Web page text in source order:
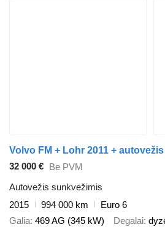
Volvo FM + Lohr 2011 +
32 000 € Be PVM
Autovežis sunkvežimis
2015
994 000 km
Euro 6
Galia 469 AG (345 kW) Degalai